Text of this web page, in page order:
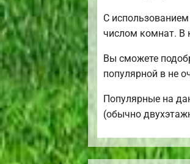
С
числом комнат. В
Вы сможете
популярной в не
Популярные на
(обычно